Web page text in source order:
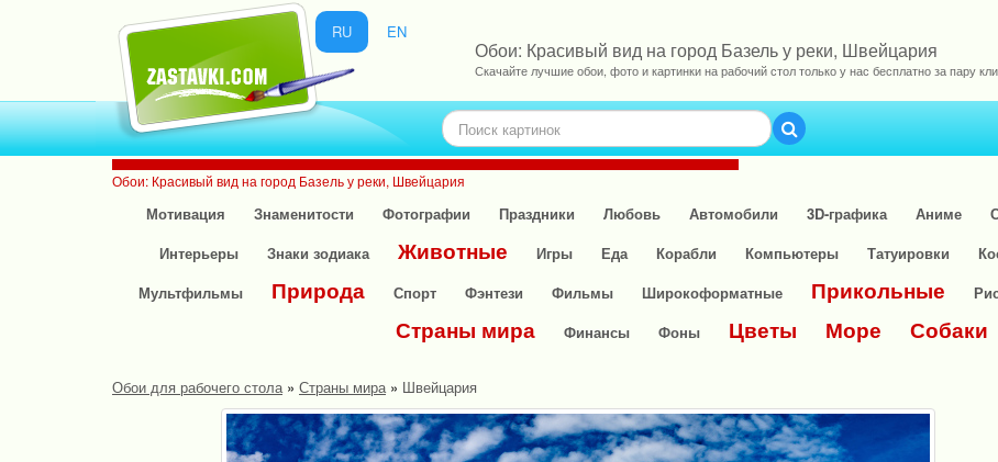
RU EN
Обои: Красивый вид на город Базель у реки, Швейцария
Скачайте лучшие обои, фото и картинки на рабочий стол только у нас бесплатно за пару
Обои: Красивый вид на город Базель у реки, Швейцария
Мотивация
Знаменитости Фотографии Праздники Любовь Автомобили 3D-графика Аниме
Интерьеры
Знаки зодиака Животные Игры Еда Корабли Компьютеры Татуировки
Мультфильмы
Природа Спорт Фэнтези Фильмы Широкоформатные Прикольные
Страны мира Финансы Фоны Цветы Море Собаки
Обои для рабочего стола» Страны мира» Швейцария